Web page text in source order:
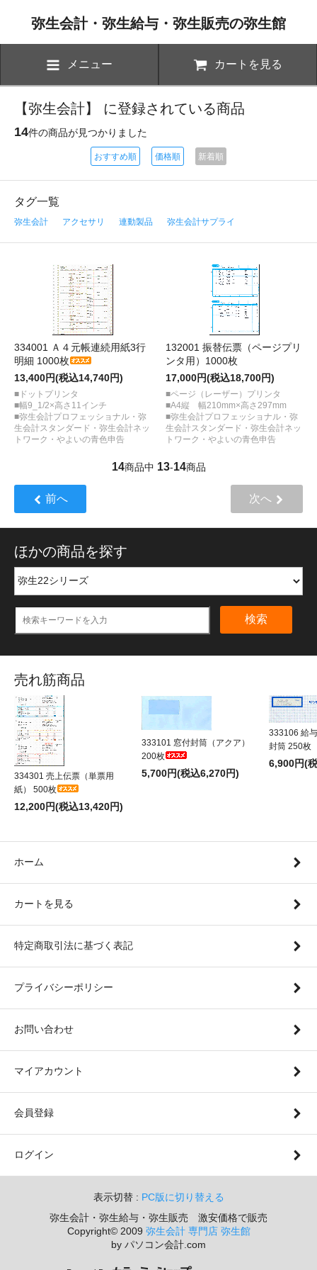
弥生会計・弥生給与・弥生販売の弥生館
メニュー カートを見る
【弥生会計】 に登録されている商品
14件の商品が見つかりました
おすすめ順 価格順 新着順
タグ一覧
弥生会計 アクセサリ 連動製品 弥生会計サプライ
334001 Ａ４元帳連続用紙3行
明細 1000枚
13,400円(税込14,740円)
■ドットプリンタ
■幅9_1/2×高さ11インチ
■弥生会計プロフェッショナル・弥
生会計スタンダード・弥生会計ネッ
トワーク・やよいの青色申告
132001 振替伝票（ページプリ
ンタ用）1000枚
17,000円(税込18,700円)
■ページ（レーザー）プリンタ
■A4縦 幅210mm×高さ297mm
■弥生会計プロフェッショナル・弥
生会計スタンダード・弥生会計ネッ
トワーク・やよいの青色申告
14商品中 13-14商品
前へ 次へ
ほかの商品を探す
検索
売れ筋商品
334301 売上伝票（単票用
紙） 500枚
12,200円(税込13,420円)
333101 窓付封筒（アクア）
200枚
5,700円(税込6,270円)
333106 給
封筒 250枚
6,900円(
ホーム
カートを見る
特定商取引法に基づく表記
プライバシーポリシー
お問い合わせ
マイアカウント
会員登録
ログイン
表示切替 : PC版に切り替える
弥生会計・弥生給与・弥生販売 激安価格で販売
Copyright© 2009 弥生会計 専門店 弥生館
by パソコン会計.com